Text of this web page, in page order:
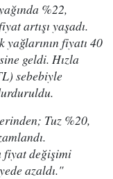
%22,
artışı yaşadı.
fiyatı 40
geldi. Hızla
sebebiyle
Tuz %20,
fiyat değişimi
azaldı."